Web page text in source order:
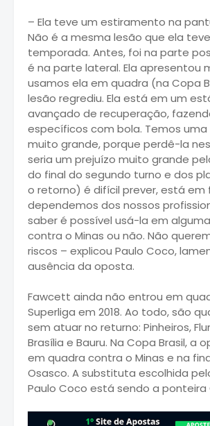
– Ela teve um estiramento na
Não é a mesma lesão que ela
temporada. Antes, foi na parte
é na parte lateral. Ela apresentou
usamos ela em quadra (na Copa
lesão regrediu. Ela está em um
avançado de recuperação,
específicos com bola. Temos
muito grande, porque perdê-la
seria um prejuízo muito grande
do final do segundo turno e dos
o retorno) é difícil prever, está em
dependemos dos nossos
saber é possível usá-la em
contra o Minas ou não. Não
riscos – explicou Paulo Coco,
ausência da oposta.
Fawcett ainda não entrou em
Superliga em 2018. Ao todo, são
sem atuar no returno: Pinheiros,
Brasília e Bauru. Na Copa Brasil, a
em quadra contra o Minas e na
Osasco. A substituta escolhida
Paulo Coco está sendo a ponteira